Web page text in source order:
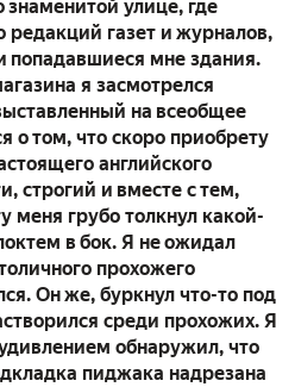
знаменитой улице, где
газет и журналов,
попадавшиеся мне здания.
я засмотрелся
на всеобщее
о том, что скоро приобрету
английского
строгий и вместе с тем,
меня грубо толкнул какой-
в бок. Я не ожидал
прохожего
Он же, буркнул что-то под
среди прохожих. Я
обнаружил, что
пиджака надрезана